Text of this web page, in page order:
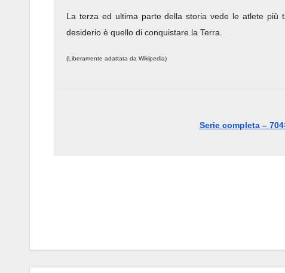
La terza ed ultima parte della storia vede le atlete più
desiderio è quello di conquistare la Terra.
(Liberamente adattata da Wikipedia)
Serie completa –